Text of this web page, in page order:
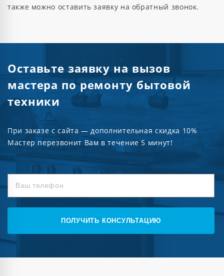
также можно оставить заявку на обратный звонок.
Оставьте заявку на вызов
мастера по ремонту бытовой
техники
При заказе с сайта — дополнительная скидка 10%
Мастер перезвонит Вам в течение 5 минут!
ПОЛУЧИТЬ КОНСУЛЬТАЦИЮ